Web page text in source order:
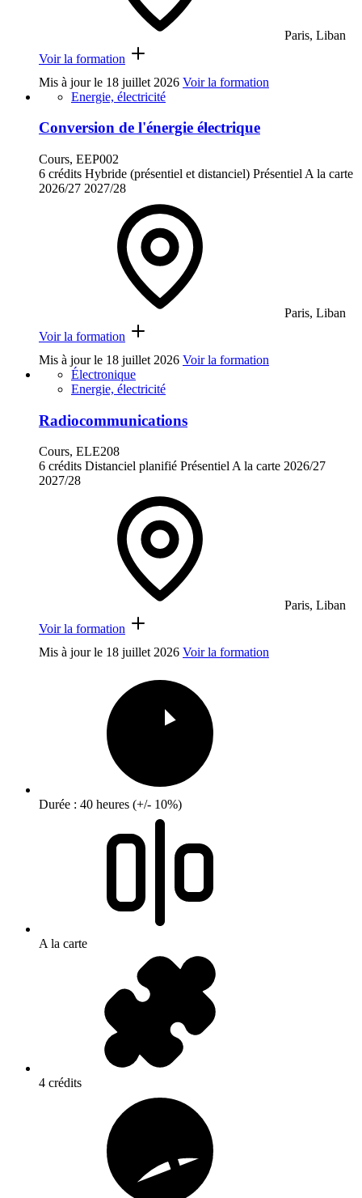
Paris, Liban
Voir la formation
Mis à jour le 18 juillet 2026 Voir la formation
Energie, électricité
Conversion de l'énergie électrique
Cours, EEP002
6 crédits Hybride (présentiel et distanciel) Présentiel A la carte
2026/27 2027/28
Paris, Liban
Voir la formation
Mis à jour le 18 juillet 2026 Voir la formation
Électronique
Energie, électricité
Radiocommunications
Cours, ELE208
6 crédits Distanciel planifié PrésentielA la carte 2026/27
2027/28
Paris, Liban
Voir la formation
Mis à jour le 18 juillet 2026 Voir la formation
Durée : 40 heures (+/- 10%)
A la carte
4 crédits